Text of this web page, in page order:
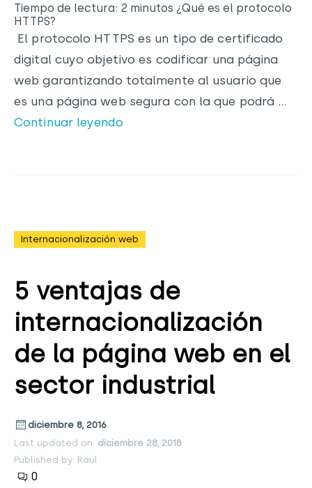
Tiempo de lectura: 2 minutos ¿Qué es el protocolo
HTTPS?
El protocolo HTTPS es un tipo de certificado
digital cuyo objetivo es codificar una página
web garantizando totalmente al usuario que
es una página web segura con la que podrá …
Continuar leyendo
Internacionalización web
5 ventajas de
internacionalización
de la página web en el
sector industrial
diciembre 8, 2016
Last updated on: diciembre 28, 2018
Published by: Raul
0